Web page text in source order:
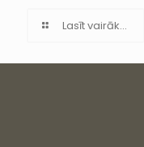
Lasīt vairāk...